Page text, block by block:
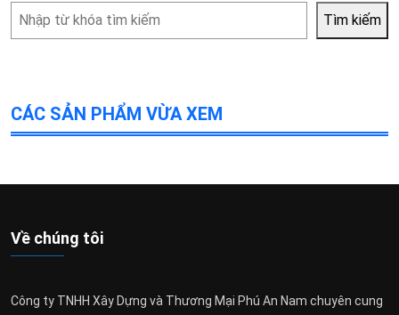
Tìm
Tìm kiếm
CÁC SẢN PHẨM VỪA XEM
Về chúng tôi
Công ty TNHH Xây Dựng và Thương Mại Phú An Nam chuyên cung